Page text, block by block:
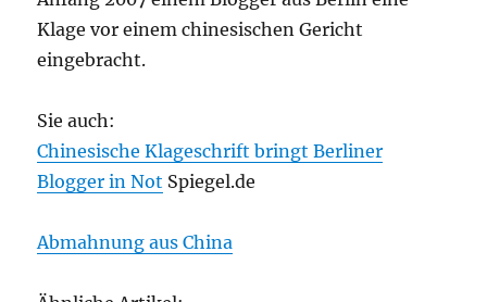
Klage vor einem chinesischen Gericht
eingebracht.
Sie auch:
Chinesische Klageschrift bringt Berliner
Blogger in Not Spiegel.de
Abmahnung aus China